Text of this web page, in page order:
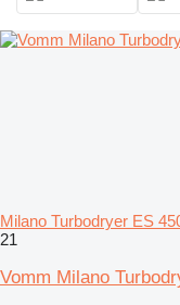
Milano Turbodryer ES
21
Vomm Milano